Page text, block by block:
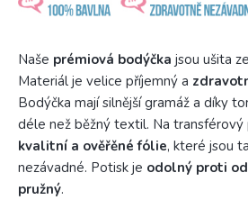
Naše prémiová bodýčka jsou ušita ze
Materiál je velice příjemný a
Bodýčka mají silnější gramáž a díky
déle než běžný textil. Na transférový
kvalitní a ověřěné fólie, které jsou
nezávadné. Potisk je odolný proti
pružný.